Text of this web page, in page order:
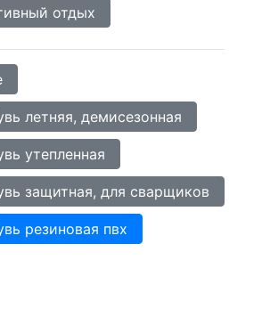
отдых
летняя, демисезонная
утепленная
защитная, для сварщиков
резиновая пвх